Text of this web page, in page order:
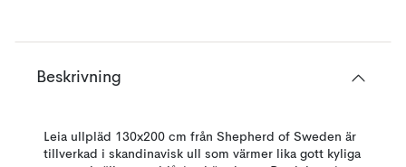
Beskrivning
Leia ullpläd 130x200 cm från Shepherd of Sweden är
tillverkad i skandinavisk ull som värmer lika gott kyliga